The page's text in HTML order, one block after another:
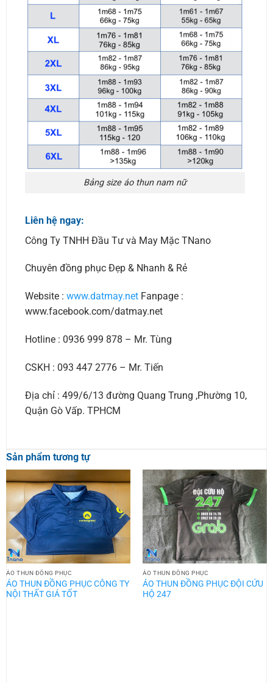
Bảng size áo thun nam nữ
Liên hệ ngay:
Công Ty TNHH Đầu Tư và May Mặc TNano
Chuyên đồng phục Đẹp & Nhanh & Rẻ
Website : www.datmay.netFanpage :
www.facebook.com/datmay.net
Hotline : 0936 999 878 – Mr. Tùng
CSKH : 093 447 2776 – Mr. Tiến
Địa chỉ : 499/6/13 đường Quang Trung ,Phường 10,
Quận Gò Vấp. TPHCM
Sản phẩm tương tự
ÁO THUN ĐỒNG PHỤC
ÁO THUN ĐỒNG PHỤC CÔNG TY
NỘI THẤT GIÁ TỐT
ÁO THUN ĐỒNG PHỤC
ÁO THUN ĐỒNG PHỤC ĐỘI CỨU
HỘ 247